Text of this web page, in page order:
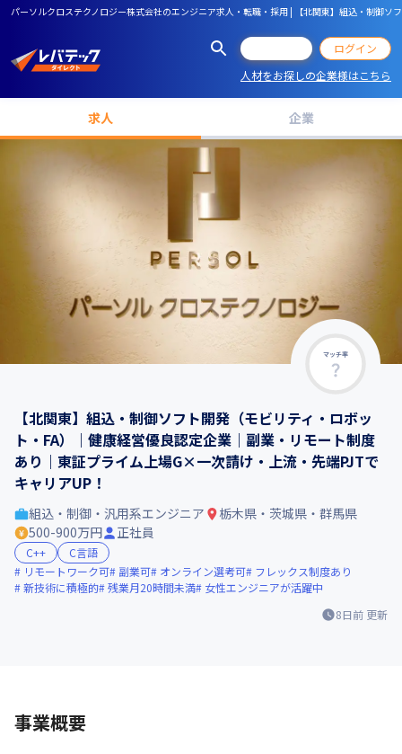
パーソルクロステクノロジー株式会社のエンジニア求人・転職・採用 | 【北関東】組込・制御
ログイン
人材をお探しの企業様はこちら
求人 企業
マッチ率
【北関東】組込・制御ソフト開発（モビリティ・ロボッ
ト・FA）｜健康経営優良認定企業｜副業・リモート制度
あり｜東証プライム上場G×一次請け・上流・先端PJTで
キャリアUP！
8日前 更新
組込・制御・汎用系エンジニア
栃木県・茨城県・群馬県
500-900万円
正社員
C++
C言語
リモートワーク可
副業可 オンライン選考可
フレックス制度あり
新技術に積極的 残業月20時間未満 女性エンジニアが活躍中
事業概要